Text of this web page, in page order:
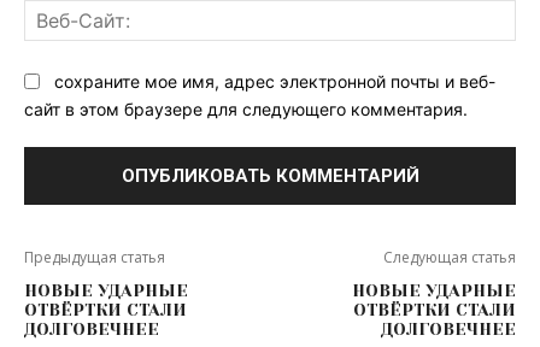
сохраните мое имя, адрес электронной почты и веб-
сайт в этом браузере для следующего комментария.
Предыдущая статья
НОВЫЕ УДАРНЫЕ
ОТВЁРТКИ СТАЛИ
ДОЛГОВЕЧНЕЕ
Следующая статья
НОВЫЕ УДАРНЫЕ
ОТВЁРТКИ СТАЛИ
ДОЛГОВЕЧНЕЕ